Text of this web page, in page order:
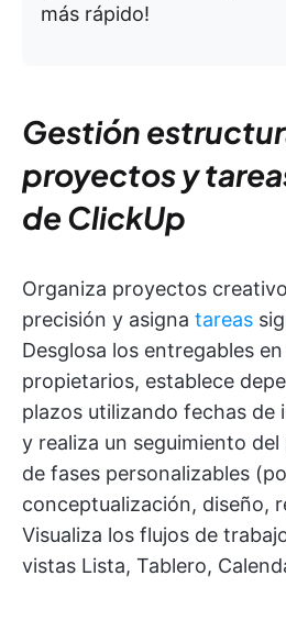
más rápido!
Gestión
proyectos y
de ClickUp
Organiza proyectos
precisión y asigna tareas
Desglosa los entregables
propietarios, establece
plazos utilizando fechas de
y realiza un seguimiento
de fases personalizables
conceptualización, diseño,
Visualiza los flujos de
vistas Lista, Tablero,